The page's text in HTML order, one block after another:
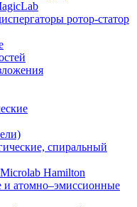
ротор-статор
спиральный
Hamilton
атомно–эмиссионные